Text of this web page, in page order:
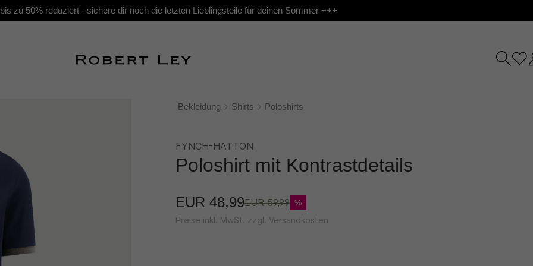
zu 50% reduziert - sichere dir noch die letzten Lieblingsteile für deinen Sommer +++
Bekleidung Shirts Poloshirts
FYNCH-HATTON
Poloshirt mit Kontrastdetails
EUR 48,99EUR 59,99 %
Preise inkl. MwSt. zzgl. Versandkosten